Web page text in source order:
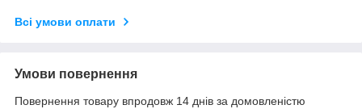
Всі умови оплати
Умови повернення
Повернення товару впродовж 14 днів за домовленістю